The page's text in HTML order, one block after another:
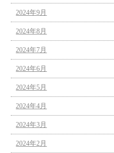
2024年9月
2024年8月
2024年7月
2024年6月
2024年5月
2024年4月
2024年3月
2024年2月